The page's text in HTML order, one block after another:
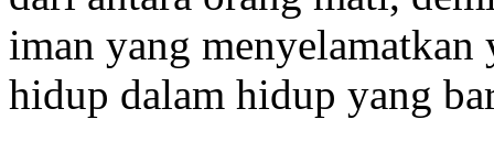
iman yang
hidup dalam hidup yang